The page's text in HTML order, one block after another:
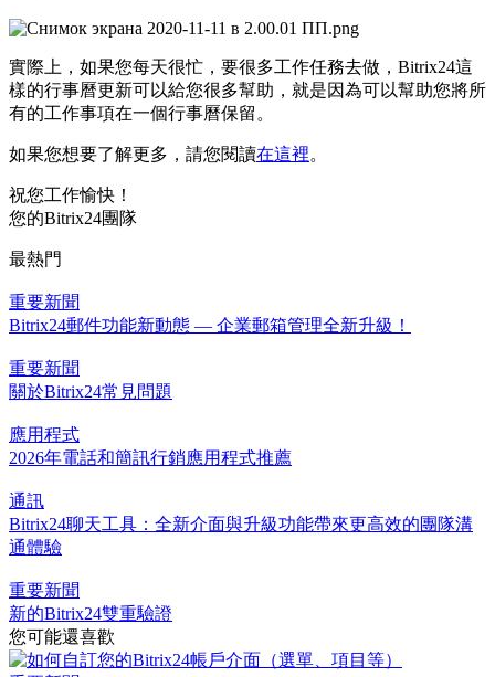
實際上，如果您每天很忙，要很多工作任務去做，Bitrix24這
樣的行事曆更新可以給您很多幫助，就是因為可以幫助您將所
有的工作事項在一個行事曆保留。
如果您想要了解更多，請您閱讀在這裡。
祝您工作愉快！
您的Bitrix24團隊
最熱門
重要新聞
Bitrix24郵件功能新動態 — 企業郵箱管理全新升級！
重要新聞
關於Bitrix24常見問題
應用程式
2026年電話和簡訊行銷應用程式推薦
通訊
Bitrix24聊天工具：全新介面與升級功能帶來更高效的團隊溝
通體驗
重要新聞
新的Bitrix24雙重驗證
您可能還喜歡